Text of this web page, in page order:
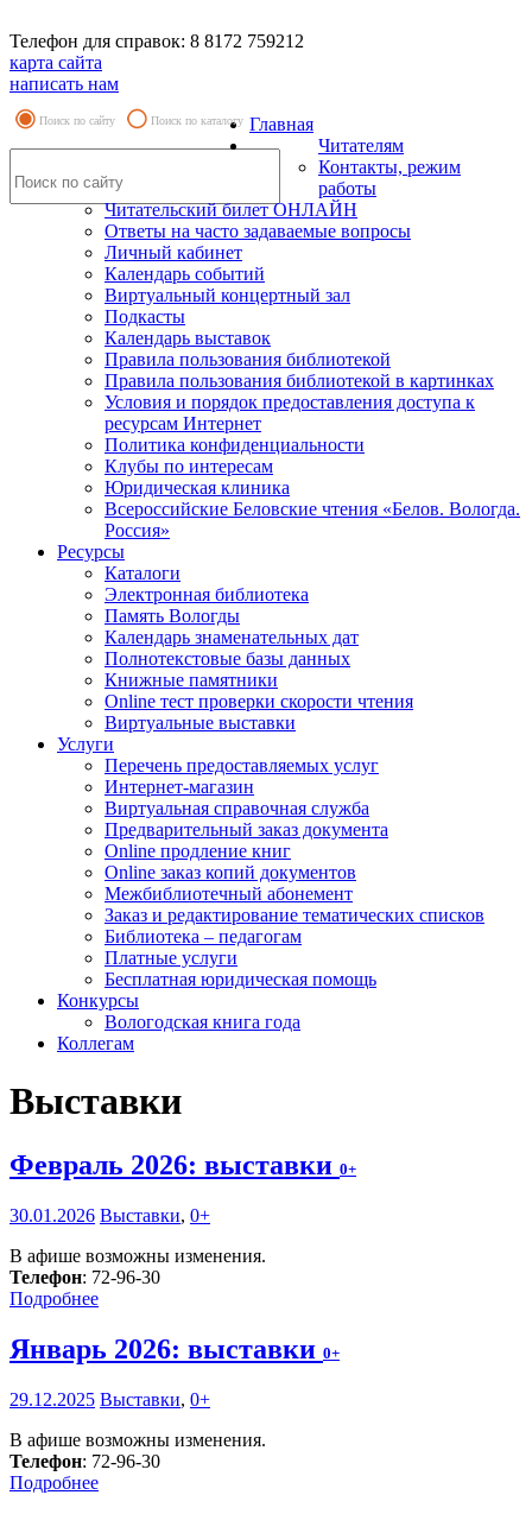
Телефон для справок: 8 8172 759212
карта сайта
написать нам
Поиск по сайту Поиск по каталогу Главная
Читателям
Контакты, режим
работы
Читательский билет ОНЛАЙН
Ответы на часто задаваемые вопросы
Личный кабинет
Календарь событий
Виртуальный концертный зал
Подкасты
Календарь выставок
Правила пользования библиотекой
Правила пользования библиотекой в картинках
Условия и порядок предоставления доступа к
ресурсам Интернет
Политика конфиденциальности
Клубы по интересам
Юридическая клиника
Всероссийские Беловские чтения «Белов. Вологда.
Россия»
Ресурсы
Каталоги
Электронная библиотека
Память Вологды
Календарь знаменательных дат
Полнотекстовые базы данных
Книжные памятники
Online тест проверки скорости чтения
Виртуальные выставки
Услуги
Перечень предоставляемых услуг
Интернет-магазин
Виртуальная справочная служба
Предварительный заказ документа
Online продление книг
Online заказ копий документов
Межбиблиотечный абонемент
Заказ и редактирование тематических списков
Библиотека – педагогам
Платные услуги
Бесплатная юридическая помощь
Конкурсы
Вологодская книга года
Коллегам
Выставки
Февраль 2026: выставки 0+
30.01.2026 Выставки, 0+
В афише возможны изменения.
Телефон: 72-96-30
Подробнее
Январь 2026: выставки 0+
29.12.2025 Выставки, 0+
В афише возможны изменения.
Телефон: 72-96-30
Подробнее